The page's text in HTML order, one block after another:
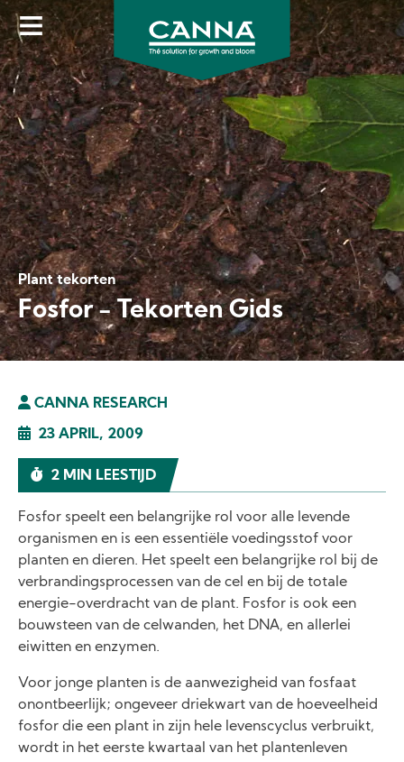
Skip
to
main
content
Plant tekorten
Fosfor - Tekorten Gids
CANNA RESEARCH
23 APRIL, 2009
2 MIN LEESTIJD
Fosfor speelt een belangrijke rol voor alle levende
organismen en is een essentiële voedingsstof voor
planten en dieren. Het speelt een belangrijke rol bij de
verbrandingsprocessen van de cel en bij de totale
energie-overdracht van de plant. Fosfor is ook een
bouwsteen van de celwanden, het DNA, en allerlei
eiwitten en enzymen.
Voor jonge planten is de aanwezigheid van fosfaat
onontbeerlijk; ongeveer driekwart van de hoeveelheid
fosfor die een plant in zijn hele levenscyclus verbruikt,
wordt in het eerste kwartaal van het plantenleven